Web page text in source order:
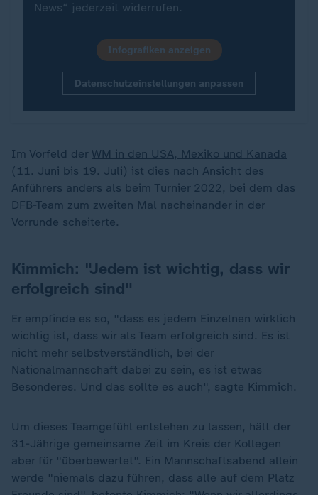
News“ jederzeit widerrufen.
Infografiken anzeigen
Datenschutzeinstellungen anpassen
Im Vorfeld der WM in den USA, Mexiko und Kanada
(11. Juni bis 19. Juli) ist dies nach Ansicht des
Anführers anders als beim Turnier 2022, bei dem das
DFB-Team zum zweiten Mal nacheinander in der
Vorrunde scheiterte.
Kimmich: "Jedem ist wichtig, dass wir
erfolgreich sind"
Er empfinde es so, "dass es jedem Einzelnen wirklich
wichtig ist, dass wir als Team erfolgreich sind. Es ist
nicht mehr selbstverständlich, bei der
Nationalmannschaft dabei zu sein, es ist etwas
Besonderes. Und das sollte es auch", sagte Kimmich.
Um dieses Teamgefühl entstehen zu lassen, hält der
31-Jährige gemeinsame Zeit im Kreis der Kollegen
aber für "überbewertet". Ein Mannschaftsabend allein
werde "niemals dazu führen, dass alle auf dem Platz